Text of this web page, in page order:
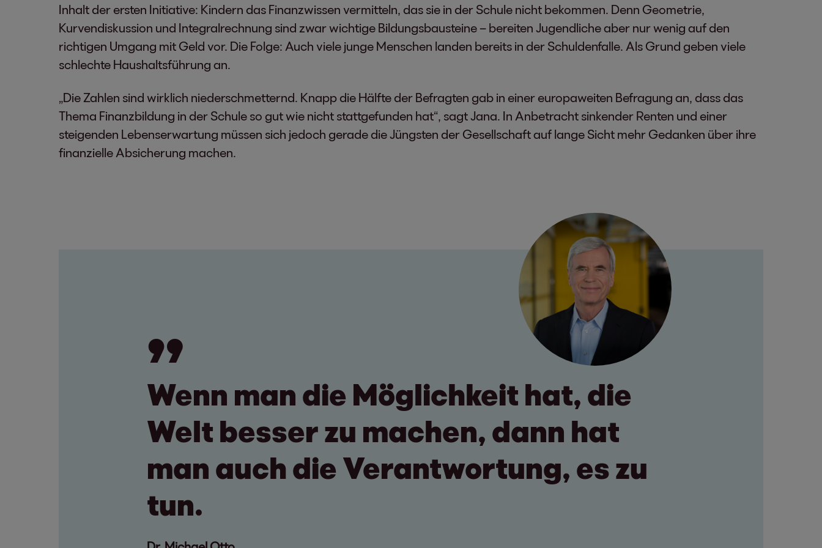
Inhalt der ersten Initiative: Kindern das Finanzwissen vermitteln, das sie in der Schule nicht bekommen. Denn Geometrie,
Kurvendiskussion und Integralrechnung sind zwar wichtige Bildungsbausteine – bereiten Jugendliche aber nur wenig auf den
richtigen Umgang mit Geld vor. Die Folge: Auch viele junge Menschen landen bereits in der Schuldenfalle. Als Grund geben viele
schlechte Haushaltsführung an.
„Die Zahlen sind wirklich niederschmetternd. Knapp die Hälfte der Befragten gab in einer europaweiten Befragung an, dass das
Thema Finanzbildung in der Schule so gut wie nicht stattgefunden hat“, sagt Jana. In Anbetracht sinkender Renten und einer
steigenden Lebenserwartung müssen sich jedoch gerade die Jüngsten der Gesellschaft auf lange Sicht mehr Gedanken über ihre
finanzielle Absicherung machen.
Wenn man die Möglichkeit hat, die
Welt besser zu machen, dann hat
man auch die Verantwortung, es zu
tun.